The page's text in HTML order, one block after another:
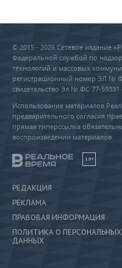
© 2015 - 2026 Сетевое издание
Федеральной службой по
технологий и массовых
регистрационный номер ЭЛ №
свидетельство Эл № ФС 77-59331
Использование материалов
предварительного согласия
прямая гиперссылка
воспроизведении материалов.
18+
РЕДАКЦИЯ
РЕКЛАМА
ПРАВОВАЯ ИНФОРМАЦИЯ
ПОЛИТИКА О ПЕРСОНАЛЬНЫХ
ДАННЫХ